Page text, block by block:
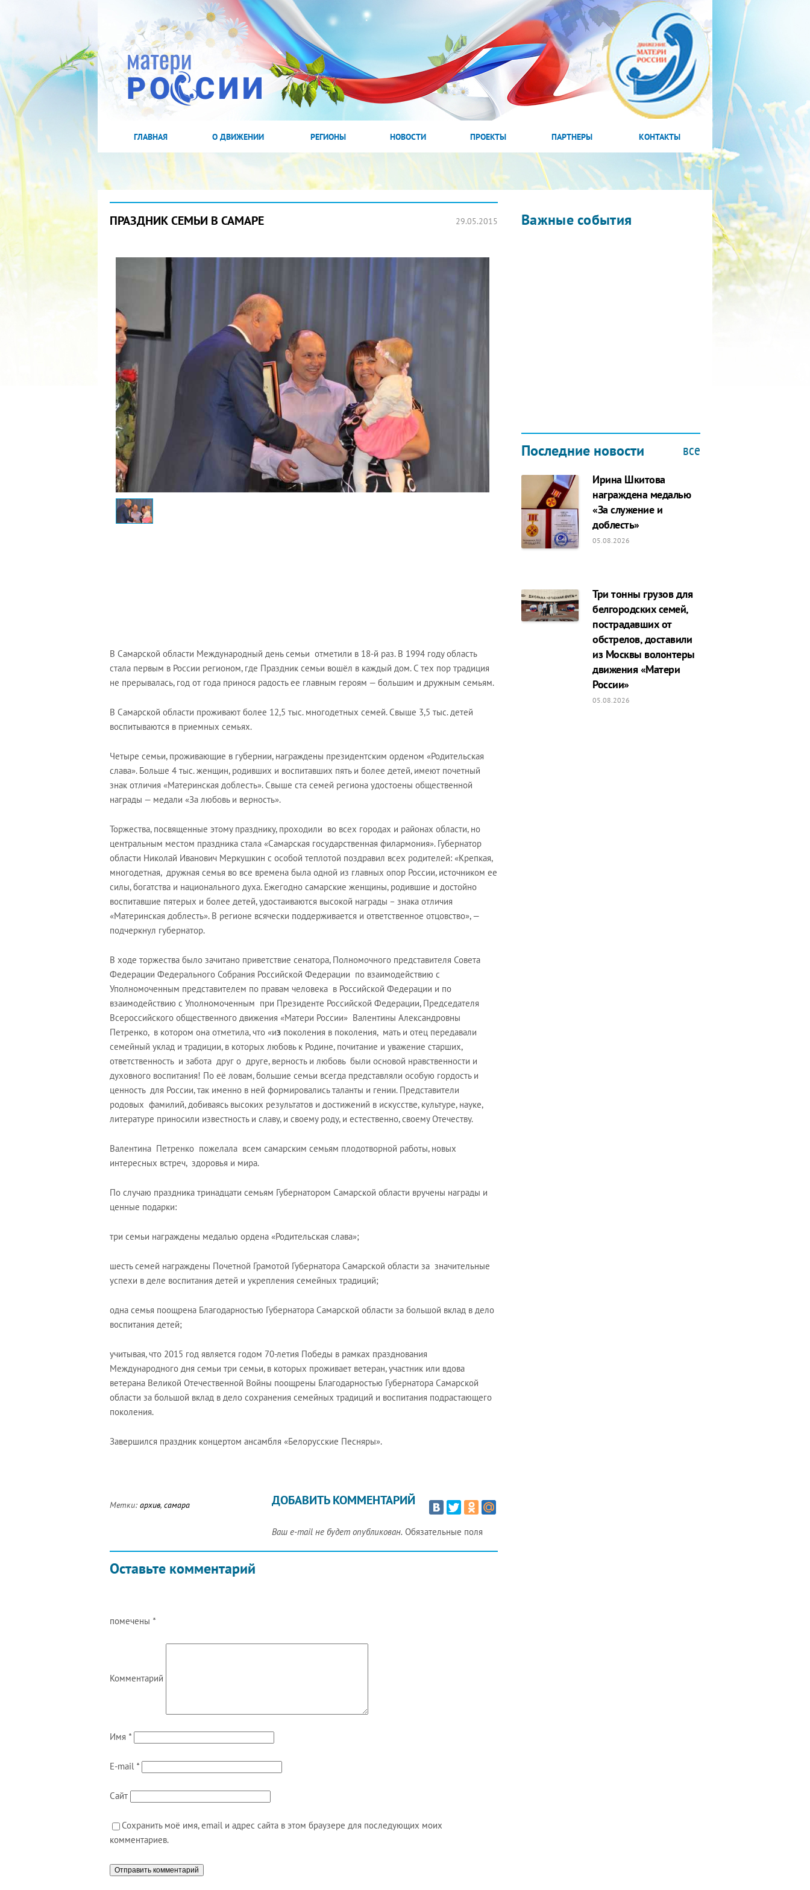
ГЛАВНАЯ О ДВИЖЕНИИ РЕГИОНЫ НОВОСТИ ПРОЕКТЫ ПАРТНЕРЫ КОНТАКТЫ
ПРАЗДНИК СЕМЬИ В САМАРЕ 29.05.2015
В Самарской области Международный день семьи отметили в 18-й раз. В 1994 году область
стала первым в России регионом, где Праздник семьи вошёл в каждый дом. С тех пор традиция
не прерывалась, год от года принося радость ее главным героям — большим и дружным семьям.
В Самарской области проживают более 12,5 тыс. многодетных семей. Свыше 3,5 тыс. детей
воспитываются в приемных семьях.
Четыре семьи, проживающие в губернии, награждены президентским орденом «Родительская
слава». Больше 4 тыс. женщин, родивших и воспитавших пять и более детей, имеют почетный
знак отличия «Материнская доблесть». Свыше ста семей региона удостоены общественной
награды — медали «За любовь и верность».
Торжества, посвященные этому празднику, проходили во всех городах и районах области, но
центральным местом праздника стала «Самарская государственная филармония». Губернатор
области Николай Иванович Меркушкин с особой теплотой поздравил всех родителей: «Крепкая,
многодетная, дружная семья во все времена была одной из главных опор России, источником ее
силы, богатства и национального духа. Ежегодно самарские женщины, родившие и достойно
воспитавшие пятерых и более детей, удостаиваются высокой награды – знака отличия
«Материнская доблесть». В регионе всячески поддерживается и ответственное отцовство», —
подчеркнул губернатор.
В ходе торжества было зачитано приветствие сенатора, Полномочного представителя Совета
Федерации Федерального Собрания Российской Федерации по взаимодействию с
Уполномоченным представителем по правам человека в Российской Федерации и по
взаимодействию с Уполномоченным при Президенте Российской Федерации, Председателя
Всероссийского общественного движения «Матери России» Валентины Александровны
Петренко, в котором она отметила, что «из поколения в поколения, мать и отец передавали
семейный уклад и традиции, в которых любовь к Родине, почитание и уважение старших,
ответственность и забота друг о друге, верность и любовь были основой нравственности и
духовного воспитания! По её ловам, большие семьи всегда представляли особую гордость и
ценность для России, так именно в ней формировались таланты и гении. Представители
родовых фамилий, добиваясь высоких результатов и достижений в искусстве, культуре, науке,
литературе приносили известность и славу, и своему роду, и естественно, своему Отечеству.
Валентина Петренко пожелала всем самарским семьям плодотворной работы, новых
интересных встреч, здоровья и мира.
По случаю праздника тринадцати семьям Губернатором Самарской области вручены награды и
ценные подарки:
три семьи награждены медалью ордена «Родительская слава»;
шесть семей награждены Почетной Грамотой Губернатора Самарской области за значительные
успехи в деле воспитания детей и укрепления семейных традиций;
одна семья поощрена Благодарностью Губернатора Самарской области за большой вклад в дело
воспитания детей;
учитывая, что 2015 год является годом 70-летия Победы в рамках празднования
Международного дня семьи три семьи, в которых проживает ветеран, участник или вдова
ветерана Великой Отечественной Войны поощрены Благодарностью Губернатора Самарской
области за большой вклад в дело сохранения семейных традиций и воспитания подрастающего
поколения.
Завершился праздник концертом ансамбля «Белорусские Песняры».
Метки: архив, самара
Оставьте комментарий
ДОБАВИТЬ КОММЕНТАРИЙ
Ваш e-mail не будет опубликован. Обязательные поля
помечены *
Комментарий
Имя *
E-mail *
Сайт
Сохранить моё имя, email и адрес сайта в этом браузере для последующих моих
комментариев.
Важные события
2022 ГОД ПРОВОЗГЛАШЕН ГОДОМ
МАТЕРИ В ЯКУТИИ
19.12.2021
Последние новости все
Ирина Шкитова
награждена медалью
«За служение и
доблесть»
05.08.2026
Три тонны грузов для
белгородских семей,
пострадавших от
обстрелов, доставили
из Москвы волонтеры
движения «Матери
России»
05.08.2026